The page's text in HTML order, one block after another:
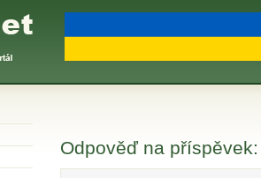
Odpověď na